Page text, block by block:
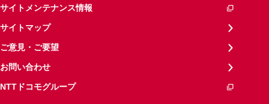
サイトメンテナンス情報
サイトマップ
ご意見・ご要望
お問い合わせ
NTTドコモグループ